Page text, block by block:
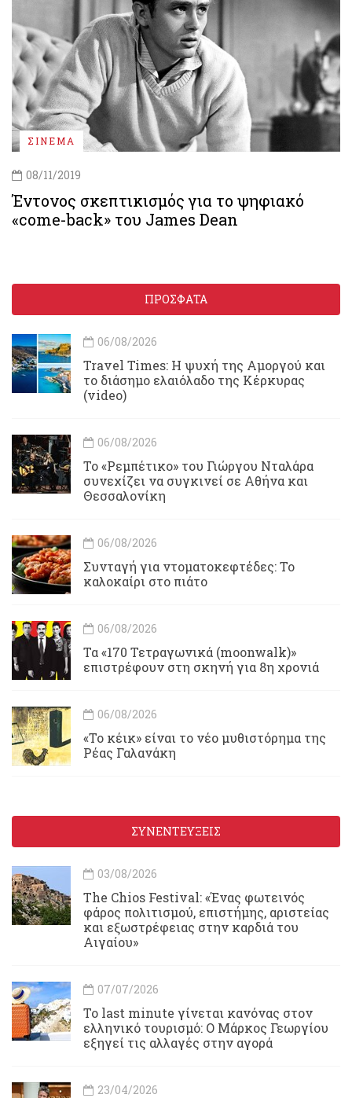
ΣΙΝΕΜΑ
08/11/2019
Έντονος σκεπτικισμός για το ψηφιακό
«come-back» του James Dean
ΠΡΟΣΦΑΤΑ
06/08/2026
Travel Times: H ψυχή της Αμοργού και
το διάσημο ελαιόλαδο της Κέρκυρας
(video)
06/08/2026
Το «Ρεμπέτικο» του Γιώργου Νταλάρα
συνεχίζει να συγκινεί σε Αθήνα και
Θεσσαλονίκη
06/08/2026
Συνταγή για ντοματοκεφτέδες: Το
καλοκαίρι στο πιάτο
06/08/2026
Τα «170 Τετραγωνικά (moonwalk)»
επιστρέφουν στη σκηνή για 8η χρονιά
06/08/2026
«Το κέικ» είναι το νέο μυθιστόρημα της
Ρέας Γαλανάκη
ΣΥΝΕΝΤΕΥΞΕΙΣ
03/08/2026
Τhe Chios Festival: «Ένας φωτεινός
φάρος πολιτισμού, επιστήμης, αριστείας
και εξωστρέφειας στην καρδιά του
Αιγαίου»
07/07/2026
Το last minute γίνεται κανόνας στον
ελληνικό τουρισμό: Ο Μάρκος Γεωργίου
εξηγεί τις αλλαγές στην αγορά
23/04/2026